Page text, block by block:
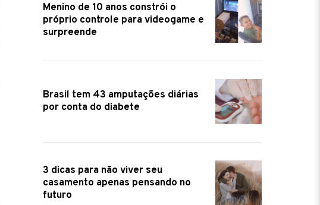
Menino de 10 anos constrói o
próprio controle para videogame e
surpreende
Brasil tem 43 amputações diárias
por conta do diabete
3 dicas para não viver seu
casamento apenas pensando no
futuro